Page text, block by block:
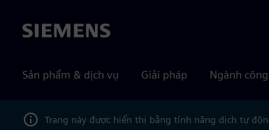
Siemens
Sản phẩm & dịch vụ Giải pháp Ngành
Trang này được hiển thị bằng tính năng dịch tự